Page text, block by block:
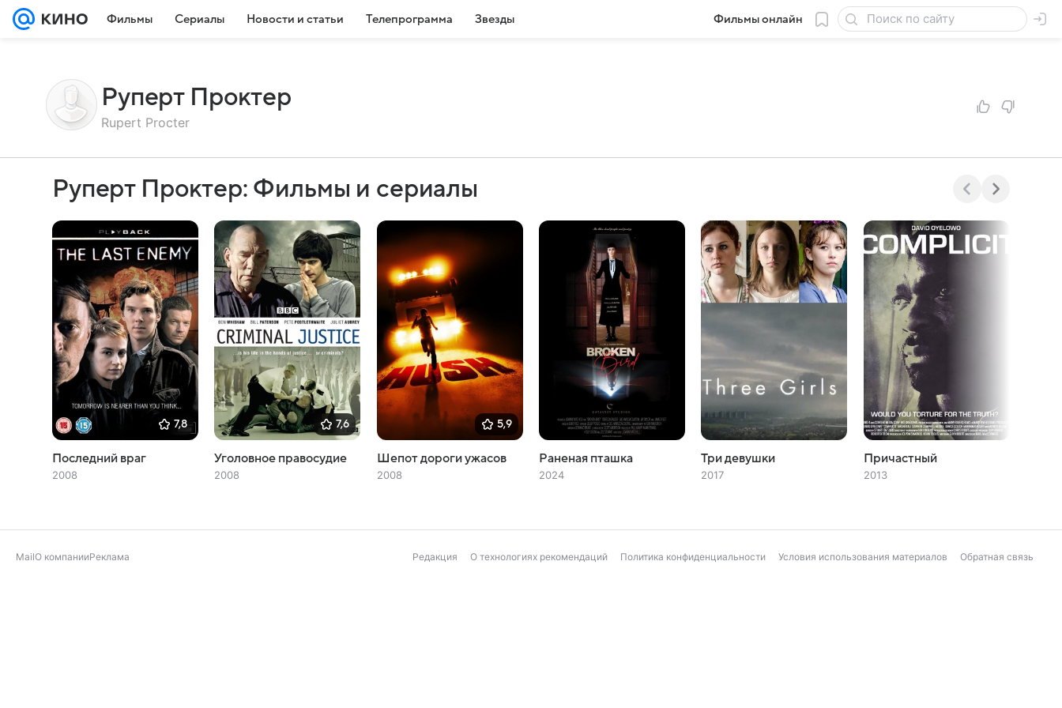
Фильмы Сериалы Новости и статьи Телепрограмма Звезды Фильмы онлайн
Руперт Проктер
Rupert Procter
Руперт Проктер: Фильмы и сериалы
7,8
Последний враг
2008
7,6
Уголовное правосудие
2008
5,9
Шепот дороги ужасов
2008
Раненая пташка
2024
Три девушки
2017
Причастный
2013
MailО компанииРеклама Редакция О технологиях рекомендаций Политика конфиденциальности Условия использования материалов Обратная связь